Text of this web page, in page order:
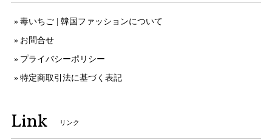
毒いちご | 韓国ファッションについて
お問合せ
プライバシーポリシー
特定商取引法に基づく表記
Link リンク